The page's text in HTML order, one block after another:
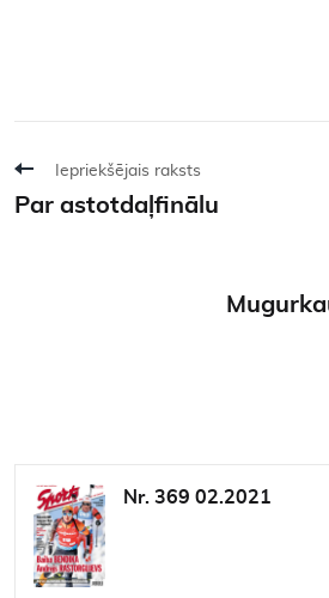
Iepriekšējais raksts
Par astotdaļfinālu
Nr. 369 02.2021